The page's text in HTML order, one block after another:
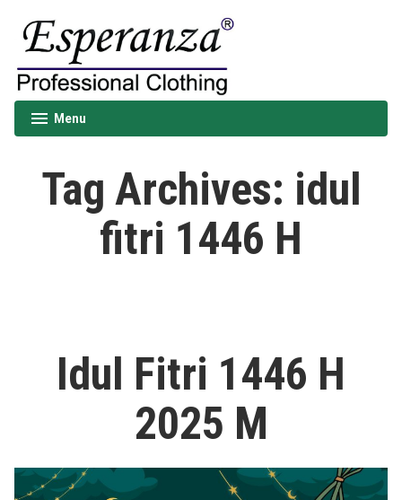
content
Esperanza
Menu
expanded
collapsed
Tag Archives: idul
fitri 1446 H
Idul Fitri 1446 H
2025 M